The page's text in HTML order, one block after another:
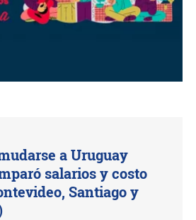
a Uruguay
salarios y costo
Santiago y